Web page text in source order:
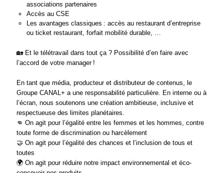
associations partenaires
Accès au CSE
Les avantages classiques : accès au restaurant d’entreprise
ou ticket restaurant, forfait mobilité durable, …
🏡 Et le télétravail dans tout ça ? Possibilité d’en faire avec
l’accord de votre manager !
En tant que média, producteur et distributeur de contenus, le
Groupe CANAL+ a une responsabilité particulière. En interne ou à
l’écran, nous soutenons une création ambitieuse, inclusive et
respectueuse des limites planétaires.
👊 On agit pour l’égalité entre les femmes et les hommes, contre
toute forme de discrimination ou harcèlement
🤝 On agit pour l’égalité des chances et l’inclusion de tous et
toutes
🌍 On agit pour réduire notre impact environnemental et éco-